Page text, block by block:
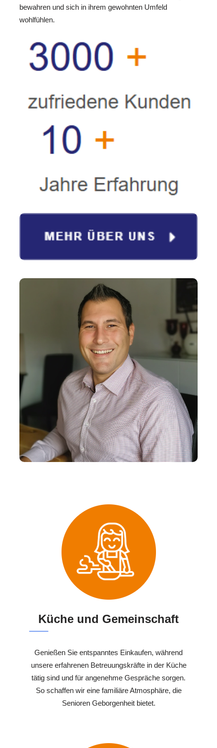
bewahren und sich in ihrem gewohnten Umfeld
wohlfühlen.
Küche und Gemeinschaft
Genießen Sie entspanntes Einkaufen, während
unsere erfahrenen Betreuungskräfte in der Küche
tätig sind und für angenehme Gespräche sorgen.
So schaffen wir eine familiäre Atmosphäre, die
Senioren Geborgenheit bietet.